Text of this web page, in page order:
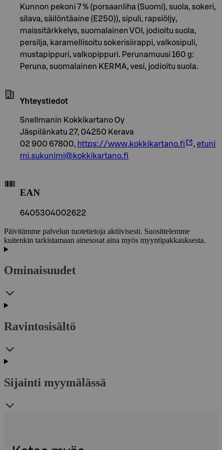
Kunnon pekoni 7 % (porsaanliha (Suomi), suola, sokeri,
silava, säilöntäaine (E250)), sipuli, rapsiöljy,
maissitärkkelys, suomalainen VOI, jodioitu suola,
persilja, karamellisoitu sokerisiirappi, valkosipuli,
mustapippuri, valkopippuri. Perunamuusi 160 g:
Peruna, suomalainen KERMA, vesi, jodioitu suola.
Yhteystiedot
Snellmanin Kokkikartano Oy
Jäspilänkatu 27, 04250 Kerava
02 900 67800, https://www.kokkikartano.fi , etuni
mi.sukunimi@kokkikartano.fi
EAN
6405304002622
Päivitämme palvelun tuotetietoja aktiivisesti. Suosittelemme
kuitenkin tarkistamaan ainesosat aina myös myyntipakkauksesta.
Ominaisuudet
Ravintosisältö
Sijainti myymälässä